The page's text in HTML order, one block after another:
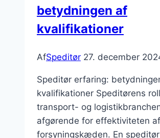
betydningen af
kvalifikationer
AfSpeditør 27. december
Speditør erfaring:
kvalifikationer Speditørens
transport- og
afgørende for effektiviteten af
forsyningskæden. En